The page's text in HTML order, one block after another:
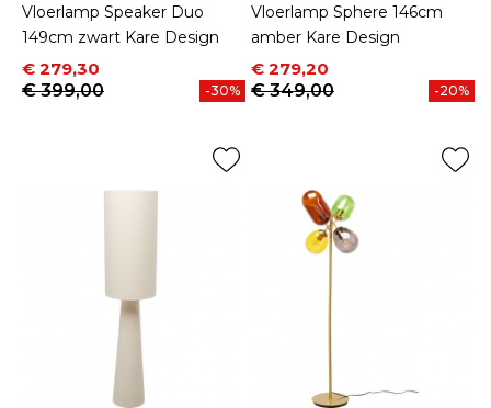
Vloerlamp Speaker Duo
149cm zwart Kare Design
Prijs
€ 279,30
Normale prijs
€ 399,00
-30%
Vloerlamp Sphere 146cm
amber Kare Design
Prijs
€ 279,20
Normale prijs
€ 349,00
-20%